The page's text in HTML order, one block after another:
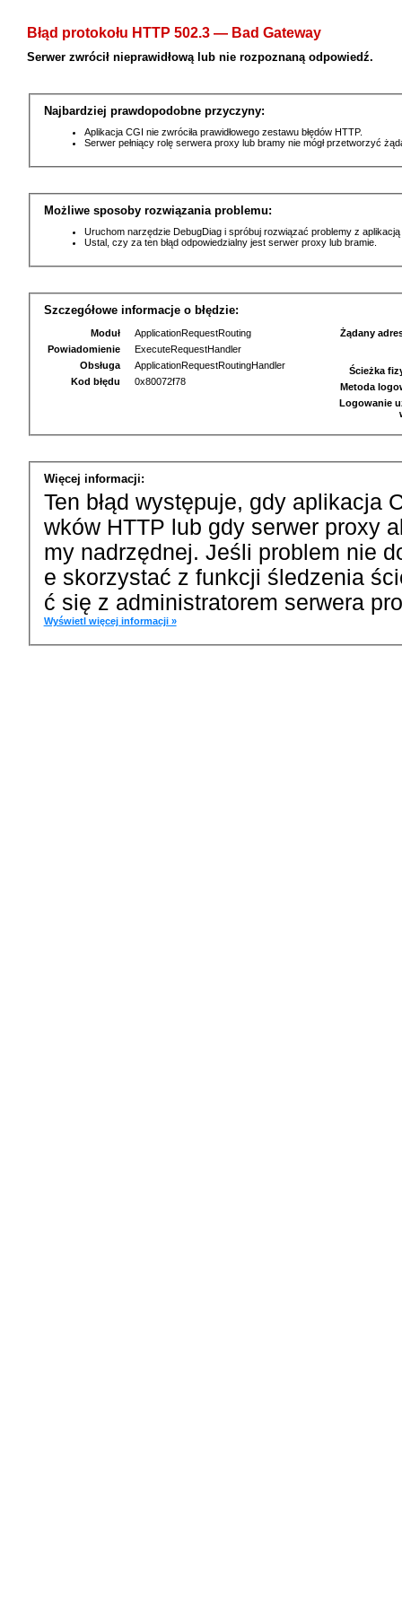
Błąd protokołu HTTP 502.3 — Bad Gateway
Serwer zwrócił nieprawidłową lub nie rozpoznaną odpowiedź.
Najbardziej prawdopodobne przyczyny:
Aplikacja CGI nie zwróciła prawidłowego zestawu błędów HTTP.
Serwer pełniący rolę serwera proxy lub bramy nie mógł przetworzyć
Możliwe sposoby rozwiązania problemu:
Uruchom narzędzie DebugDiag i spróbuj rozwiązać problemy z
Ustal, czy za ten błąd odpowiedzialny jest serwer proxy lub bramie.
Szczegółowe informacje o błędzie:
Moduł
ApplicationRequestRouting
Powiadomienie
ExecuteRequestHandler
Obsługa
ApplicationRequestRoutingHandler
Kod błędu
0x80072f78
Żądany
Ścieżka
Metoda
Logowanie
Więcej informacji:
Ten błąd występuje, gdy aplikacja
wków HTTP lub gdy serwer proxy
my nadrzędnej. Jeśli problem nie
e skorzystać z funkcji śledzenia
ć się z administratorem serwera
Wyświetl więcej informacji »